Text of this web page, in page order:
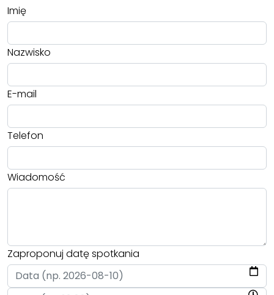
Imię
Nazwisko
E-mail
Telefon
Wiadomość
Zaproponuj datę spotkania